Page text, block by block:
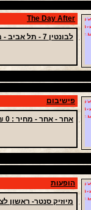
The Day After
לבונטין 7 - תל אביב -
פישיבום
אחר - אחר - מחיר : 0 ₪
הופעות
מיוזיק סנטר- ראשון